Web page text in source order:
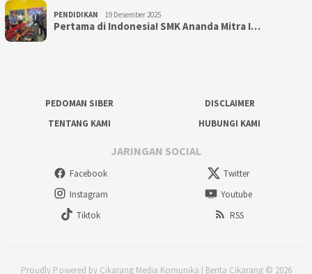
PENDIDIKAN 19 Desember 2025
Pertama di Indonesia! SMK Ananda Mitra I…
PEDOMAN SIBER
DISCLAIMER
TENTANG KAMI
HUBUNGI KAMI
JARINGAN SOCIAL
Facebook
Twitter
Instagram
Youtube
Tiktok
RSS
Proudly Powered by Cikarang Media Komunika | Berita Cikarang © 2026